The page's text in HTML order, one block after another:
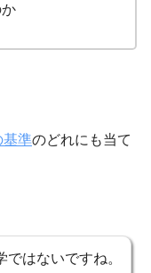
基準のどれにも当て
はないですね。